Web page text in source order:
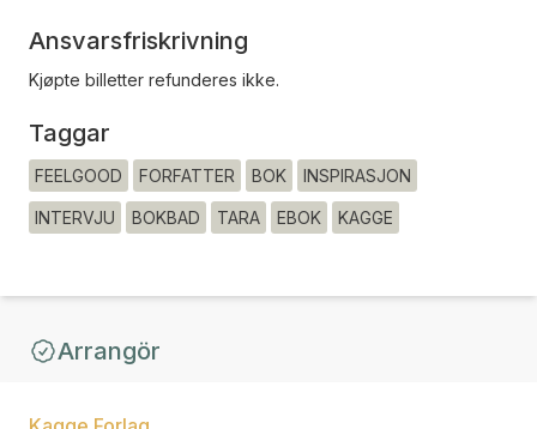
Ansvarsfriskrivning
Kjøpte billetter refunderes ikke.
Taggar
FEELGOOD FORFATTER BOK INSPIRASJON
INTERVJU BOKBAD TARA EBOK KAGGE
Arrangör